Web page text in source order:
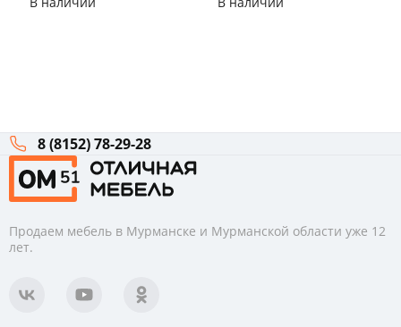
8 (8152) 78-29-28
Продаем мебель в Мурманске и Мурманской области уже 12
лет.